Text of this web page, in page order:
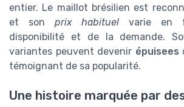
entier. Le maillot brésilien est
et son prix habituel varie en
disponibilité et de la demande.
variantes peuvent devenir épuisees
témoignant de sa popularité.
Une histoire marquée par